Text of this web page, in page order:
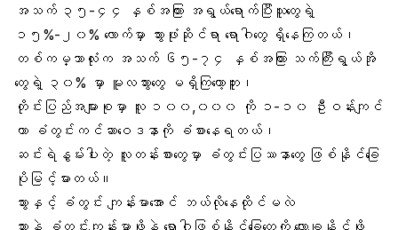
အသက် ၃၅-၄၄ နှစ်အကြား အရွယ်ရောက်ပြီးသူတွေရဲ့
၁၅%-၂၀% လောက်မှာ သွားဖုံးဆိုင်ရာ ရောဂါတွေရှိနေကြတယ်၊
တစ်ကမ္ဘာလုံးက အသက် ၆၅-၇၄ နှစ်အကြား သက်ကြီးရွယ်အို
တွေရဲ့ ၃၀% မှာ မူလသွားတွေ မရှိကြတော့ဘူး၊
တိုင်းပြည်အများစုမှာ လူ ၁၀၀,၀၀၀ ကို ၁-၁၀ ဦးဝန်းကျင်
ဟာ ခံတွင်းကင်ဆာဝေဒနာကို ခံစားနေရတယ်၊
ဆင်းရဲနွမ်းပါးတဲ့ လူတန်းစားတွေမှာ ခံတွင်းပြဿနာတွေ ဖြစ်နိုင်ခြေ
ပိုမြင့်မားတယ်။
သွားနှင့် ခံတွင်း ကျန်းမာအောင် ဘယ်လိုနေထိုင်မလဲ
သွားနဲ့ ခံတွင်းကျန်းမာဖို့ နဲ့ ရောဂါဖြစ်နိုင်ခြေတွေကို လျှော့ချနိုင်ဖို့